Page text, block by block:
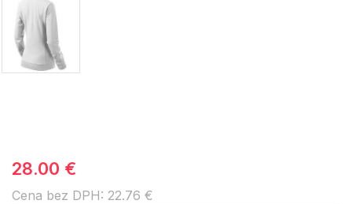
28.00 €
Cena bez DPH: 22.76 €